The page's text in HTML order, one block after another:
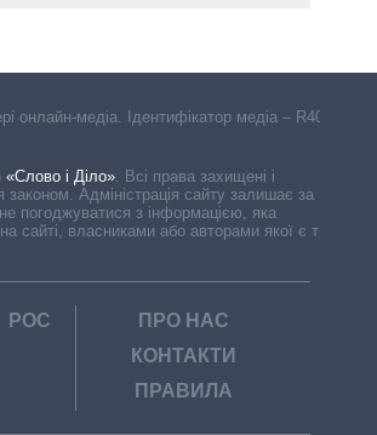
онлайн-медіа. Ідентифікатор медіа – R40-
«Слово і Діло»
Всі права захищені і
законом. Адміністрація сайту залишає за
погоджуватися з інформацією, яка
сайті, власниками або авторами якої є треті
РОС
ПРО НАС
КОНТАКТИ
ПРАВИЛА